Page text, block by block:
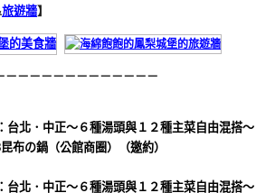
旅遊牆】
－－－－－－－－－－－－－